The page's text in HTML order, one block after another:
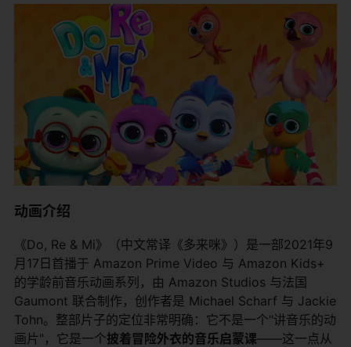
动画介绍
《Do, Re & Mi》（中文常译《多来咪》）是一部2021年9
月17日首播于 Amazon Prime Video 与 Amazon Kids+
的学龄前音乐动画系列，由 Amazon Studios 与法国
Gaumont 联合制作，创作者是 Michael Scharf 与 Jackie
Tohn。整部片子的定位非常明确：它不是一个"讲音乐的动
画片"，它是一个披着冒险外衣的音乐启蒙课——这一点从